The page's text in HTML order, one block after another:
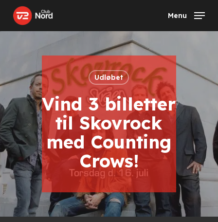
main
Menu
Udløbet
Vind 3 billetter
til Skovrock
med Counting
Crows!